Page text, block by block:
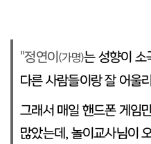
"정연이 (가명)는성향이 소
다른 사람들이랑 잘 어울
그래서 매일 핸드폰 게임
많았는데, 놀이교사님이